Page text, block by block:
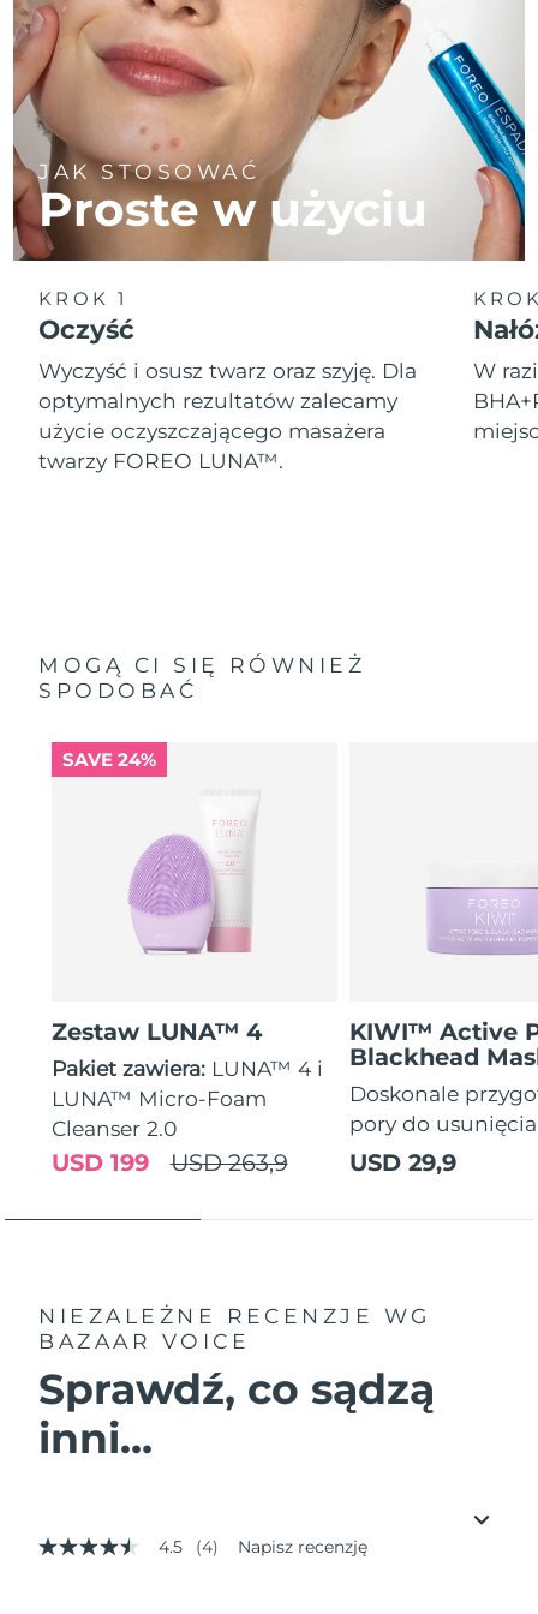
JAK STOSOWAĆ
Proste w użyciu
KROK 1
Oczyść
Wyczyść i osusz twarz oraz szyję. Dla
optymalnych rezultatów zalecamy
użycie oczyszczającego masażera
twarzy FOREO LUNA™.
W
MOGĄ CI SIĘ RÓWNIEŻ
SPODOBAĆ
SAVE 24%
Zestaw LUNA™ 4
Pakiet zawiera: LUNA™ 4 i
LUNA™ Micro-Foam
Cleanser 2.0
USD 263,9
USD 199
KIWI™ Active
Blackhead
Doskonale
pory do
USD 29,9
NIEZALEŻNE RECENZJE
WG
BAZAAR VOICE
Sprawdź, co sądzą
inni...
4.5
4.5 (4) Napisz recenzję